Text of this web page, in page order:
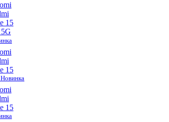
15
15
Новинка
15